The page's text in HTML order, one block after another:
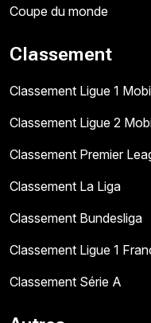
Coupe du monde
Classement
Classement Ligue 1
Classement Ligue 2
Classement Premier
Classement La Liga
Classement Bundesliga
Classement Ligue 1
Classement Série A